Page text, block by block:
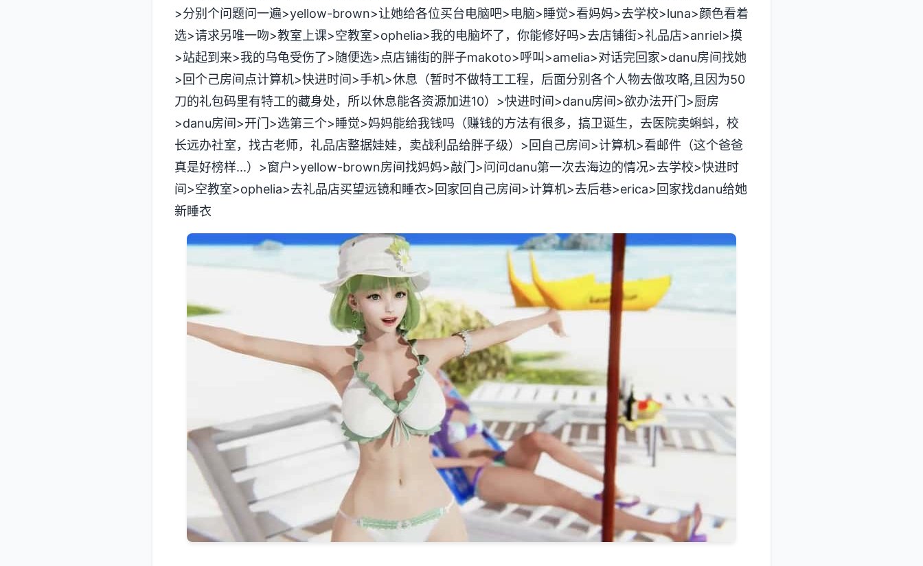
>分别个问题问一遍>yellow-brown>让她给各位买台电脑吧>电脑>睡觉>看妈妈>去学校>luna>颜色看着
选>请求另唯一吻>教室上课>空教室>ophelia>我的电脑坏了，你能修好吗>去店铺街>礼品店>anriel>摸
>站起到来>我的乌龟受伤了>随便选>点店铺街的胖子makoto>呼叫>amelia>对话完回家>danu房间找她
>回个己房间点计算机>快进时间>手机>休息（暂时不做特工工程，后面分别各个人物去做攻略,且因为50
刀的礼包码里有特工的藏身处，所以休息能各资源加进10）>快进时间>danu房间>欲办法开门>厨房
>danu房间>开门>选第三个>睡觉>妈妈能给我钱吗（赚钱的方法有很多，搞卫诞生，去医院卖蝌蚪，校
长远办社室，找古老师，礼品店整据娃娃，卖战利品给胖子级）>回自己房间>计算机>看邮件（这个爸爸
真是好榜样...）>窗户>yellow-brown房间找妈妈>敲门>问问danu第一次去海边的情况>去学校>快进时
间>空教室>ophelia>去礼品店买望远镜和睡衣>回家回自己房间>计算机>去后巷>erica>回家找danu给她
新睡衣